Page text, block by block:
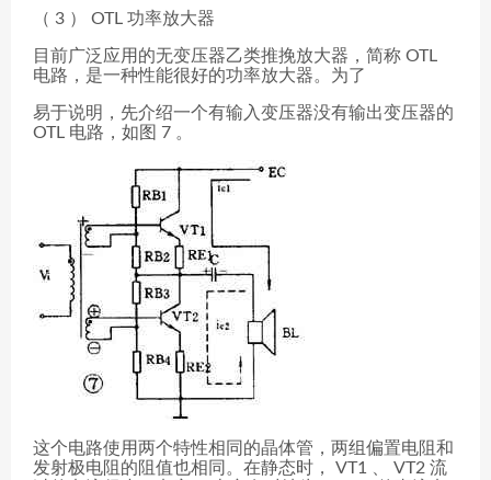
（ 3 ） OTL 功率放大器
目前广泛应用的无变压器乙类推挽放大器，简称 OTL
电路，是一种性能很好的功率放大器。为了
易于说明，先介绍一个有输入变压器没有输出变压器的
OTL 电路，如图 7 。
这个电路使用两个特性相同的晶体管，两组偏置电阻和
发射极电阻的阻值也相同。在静态时， VT1 、 VT2 流